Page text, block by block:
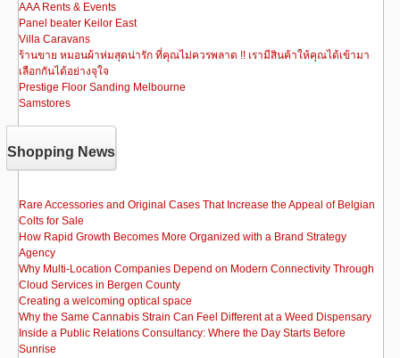
AAA Rents & Events
Panel beater Keilor East
Villa Caravans
ร้านขาย หมอนผ้าห่มสุดน่ารัก ที่คุณไม่ควรพลาด !! เรามีสินค้าให้คุณได้เข้ามา
เลือกกันได้อย่างจุใจ
Prestige Floor Sanding Melbourne
Samstores
Shopping News
Rare Accessories and Original Cases That Increase the Appeal of Belgian
Colts for Sale
How Rapid Growth Becomes More Organized with a Brand Strategy
Agency
Why Multi-Location Companies Depend on Modern Connectivity Through
Cloud Services in Bergen County
Creating a welcoming optical space
Why the Same Cannabis Strain Can Feel Different at a Weed Dispensary
Inside a Public Relations Consultancy: Where the Day Starts Before
Sunrise